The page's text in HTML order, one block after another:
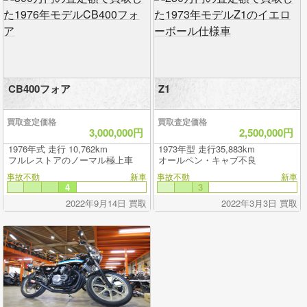
CB400フォア
買取査定価格
3,000,000円
1976年式 走行 10,762km
フルレストアのノーマル極上車
事故不動 新車
4
2022年9月14日 買取
Z1
買取査定価格
2,500,000円
1973年型 走行35,883km
オールペン・キャブ不良
事故不動 新車
3
2022年3月3日 買取